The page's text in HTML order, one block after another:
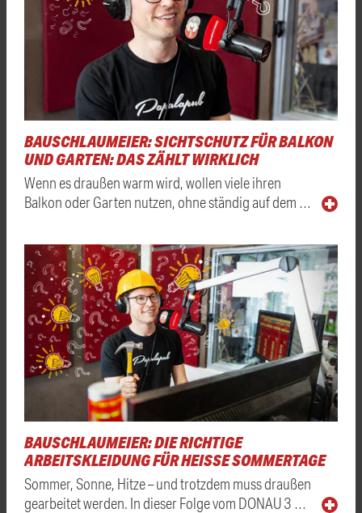
BAUSCHLAUMEIER: SICHTSCHUTZ FÜR BALKON
UND GARTEN: DAS ZÄHLT WIRKLICH
Wenn es draußen warm wird, wollen viele ihren
Balkon oder Garten nutzen, ohne ständig auf dem …
BAUSCHLAUMEIER: DIE RICHTIGE
ARBEITSKLEIDUNG FÜR HEISSE SOMMERTAGE
Sommer, Sonne, Hitze – und trotzdem muss draußen
gearbeitet werden. In dieser Folge vom DONAU 3 …